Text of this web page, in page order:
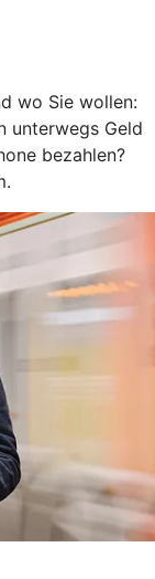
wo Sie wollen:
unterwegs Geld
bezahlen?